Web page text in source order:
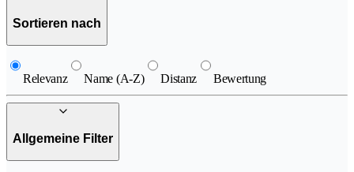
Sortieren nach
Relevanz Name (A-Z) Distanz Bewertung
Allgemeine Filter